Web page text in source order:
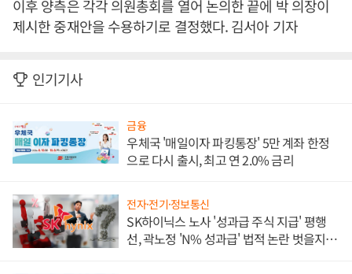
이후 양측은 각각 의원총회를 열어 논의한 끝에 박 의장이
제시한 중재안을 수용하기로 결정했다. 김서아 기자
인기기사
금융
우체국 '매일이자 파킹통장' 5만 계좌 한정
으로 다시 출시, 최고 연 2.0% 금리
전자·전기·정보통신
SK하이닉스 노사 '성과급 주식 지급' 평행
선, 곽노정 'N% 성과급' 법적 논란 벗을지 주